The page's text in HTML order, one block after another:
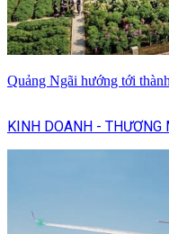
Quảng Ngãi hướng tới
KINH DOANH - THƯƠNG